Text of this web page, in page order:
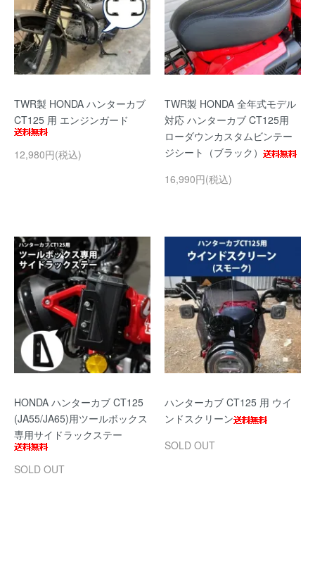
TWR製 HONDA ハンターカブ
CT125 用 エンジンガード
12,980円(税込)
TWR製 HONDA 全年式モデル
対応 ハンターカブ CT125用
ローダウンカスタムビンテー
ジシート（ブラック）
16,990円(税込)
HONDA ハンターカブ CT125
(JA55/JA65)用ツールボックス
専用サイドラックステー
SOLD OUT
ハンターカブ CT125 用 ウイ
ンドスクリーン
SOLD OUT